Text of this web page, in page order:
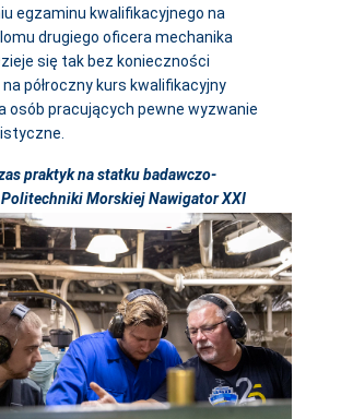
egzaminu kwalifikacyjnego na
drugiego oficera mechanika
się tak bez konieczności
półroczny kurs kwalifikacyjny
osób pracujących pewne wyzwanie
praktyk na statku badawczo-
Morskiej Nawigator XXI